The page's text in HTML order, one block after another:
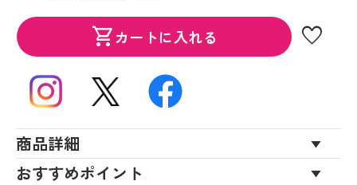
shopping_cartカートに入れる favorite
商品詳細
おすすめポイント